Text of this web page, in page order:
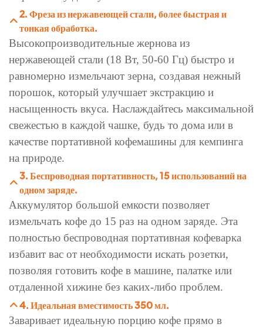
2. Фреза из нержавеющей стали, более быстрая и
тонкая обработка.
Высокопроизводительные жернова из
нержавеющей стали (18 Вт, 50-60 Гц) быстро и
равномерно измельчают зерна, создавая нежный
порошок, который улучшает экстракцию и
насыщенность вкуса. Наслаждайтесь максимальной
свежестью в каждой чашке, будь то дома или в
качестве портативной кофемашины для кемпинга
на природе.
3. Беспроводная портативность, 15 использований на
одном заряде.
Аккумулятор большой емкости позволяет
измельчать кофе до 15 раз на одном заряде. Эта
полностью беспроводная портативная кофеварка
избавит вас от необходимости искать розетки,
позволяя готовить кофе в машине, палатке или
отдаленной хижине без каких-либо проблем.
4. Идеальная вместимость 350 мл.
Заваривает идеальную порцию кофе прямо в